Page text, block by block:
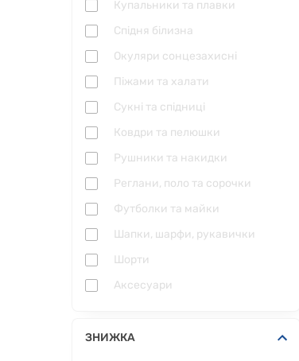
Купальники та плавки
Спідня білизна
Окуляри сонцезахисні
Піжами та халати
Сукні та спідниці
Ковдри та пелюшки
Рушники та накидки
Реглани, поло та сорочки
Футболки та майки
Шапки, шарфи, рукавички
Шорти
Аксесуари
ЗНИЖКА